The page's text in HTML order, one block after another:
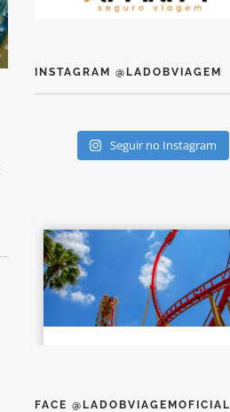
INSTAGRAM @LADOBVIAGEM
Seguir no Instagram
FACE @LADOBVIAGEMOFICIAL